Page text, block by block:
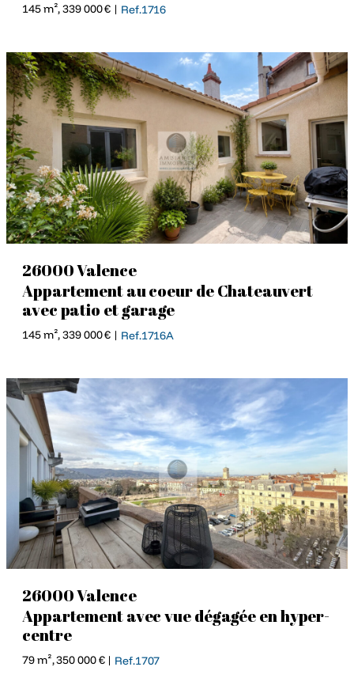
145 m², 339 000 € | Ref.1716
26000 Valence
Appartement au coeur de Chateauvert
avec patio et garage
145 m², 339 000 € | Ref.1716A
26000 Valence
Appartement avec vue dégagée en hyper-
centre
79 m², 350 000 € | Ref.1707